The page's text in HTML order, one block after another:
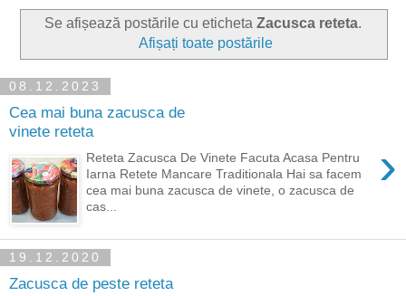
Se afișează postările cu eticheta Zacusca reteta.
Afișați toate postările
08.12.2023
Cea mai buna zacusca de
vinete reteta
›
Reteta Zacusca De Vinete Facuta Acasa Pentru
Iarna Retete Mancare Traditionala Hai sa facem
cea mai buna zacusca de vinete, o zacusca de
cas...
19.12.2020
Zacusca de peste reteta